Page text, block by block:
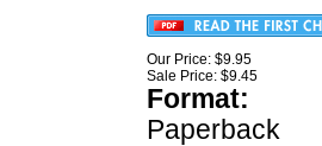
Our Price: $9.95
Sale Price: $9.45
Format:
Paperback